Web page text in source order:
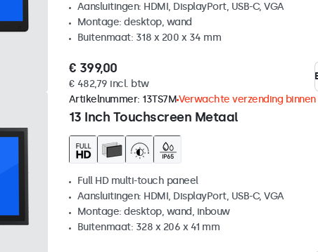
Aansluitingen: HDMI, DisplayPort, USB-C, VGA
Montage: desktop, wand
Buitenmaat: 318 x 200 x 34 mm
€ 399,00
€ 482,79 incl. btw
13 Inch Touchscreen Metaal
Artikelnummer: 13TS7MVerwachte verzending binnen
Full HD multi-touch paneel
Aansluitingen: HDMI, DisplayPort, USB-C, VGA
Montage: desktop, wand, inbouw
Buitenmaat: 328 x 206 x 41 mm